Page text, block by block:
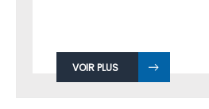
VOIR PLUS